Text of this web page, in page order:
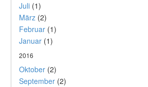
Juli (1)
März (2)
Februar (1)
Januar (1)
2016
Oktober (2)
September (2)